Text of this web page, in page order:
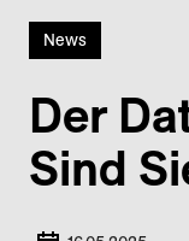
News
Der
Sind